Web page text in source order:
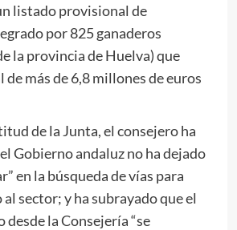
listado provisional de
por 825 ganaderos
la provincia de Huelva) que
más de 6,8 millones de euros
de la Junta, el consejero ha
Gobierno andaluz no ha dejado
en la búsqueda de vías para
sector; y ha subrayado que el
la Consejería “se